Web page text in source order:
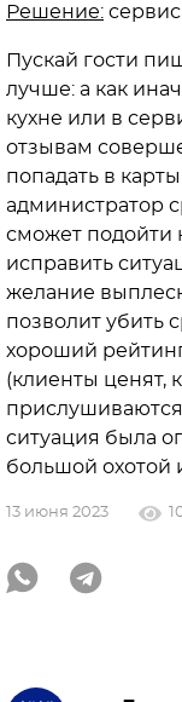
Решение:
Пускай гости
лучше: а как
кухне или в
отзывам
попадать в
администратор
сможет подойти
исправить
желание
позволит убить
хороший
(клиенты ценят,
ситуация была
большой охотой
13 июня 2023